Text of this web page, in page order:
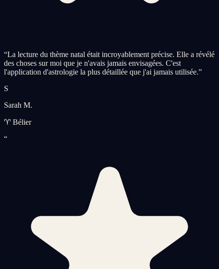
“La lecture du thème natal était incroyablement précise. Elle a révélé
des choses sur moi que je n'avais jamais envisagées. C'est
l'application d'astrologie la plus détaillée que j'ai jamais utilisée.”
S
Sarah M.
♈ Bélier
“